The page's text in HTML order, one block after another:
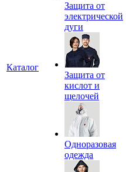
Каталог
Защита от
электрической
дуги
Защита от
кислот и
щелочей
Одноразовая
одежда